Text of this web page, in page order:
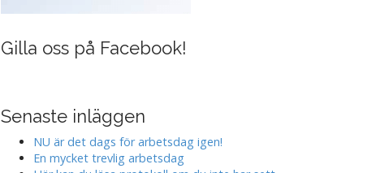
Gilla oss på Facebook!
Senaste inläggen
NU är det dags för arbetsdag igen!
En mycket trevlig arbetsdag